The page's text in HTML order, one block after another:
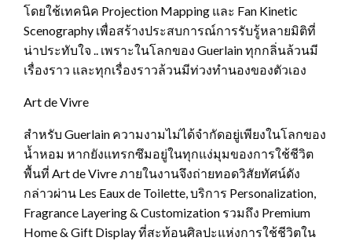
โดยใช้เทคนิค Projection Mapping และ Fan Kinetic
Scenography เพื่อสร้างประสบการณ์การรับรู้หลายมิติที่
น่าประทับใจ .. เพราะในโลกของ Guerlain ทุกกลิ่นล้วนมี
เรื่องราว และทุกเรื่องราวล้วนมีท่วงทำนองของตัวเอง
Art de Vivre
สำหรับ Guerlain ความงามไม่ได้จำกัดอยู่เพียงในโลกของ
น้ำหอม หากยังแทรกซึมอยู่ในทุกแง่มุมของการใช้ชีวิต
พื้นที่ Art de Vivre ภายในงานจึงถ่ายทอดวิสัยทัศน์ดัง
กล่าวผ่าน Les Eaux de Toilette, บริการ Personalization,
Fragrance Layering & Customization รวมถึง Premium
Home & Gift Display ที่สะท้อนศิลปะแห่งการใช้ชีวิตใน